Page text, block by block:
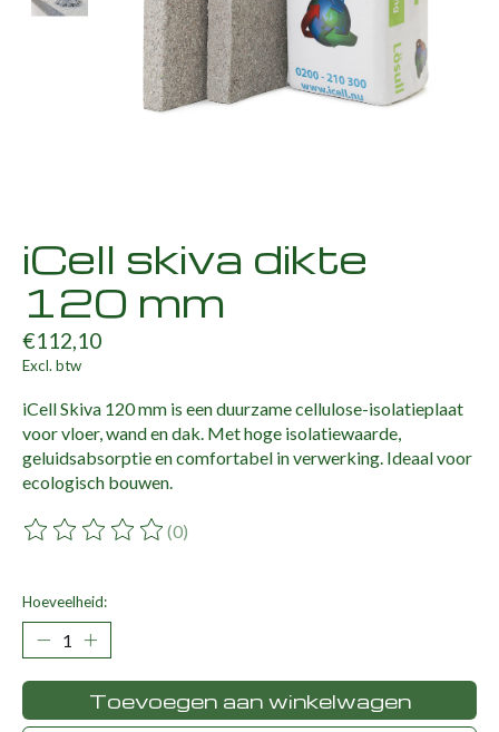
iCell skiva dikte
120 mm
€112,10
Excl. btw
iCell Skiva 120 mm is een duurzame cellulose-isolatieplaat
voor vloer, wand en dak. Met hoge isolatiewaarde,
geluidsabsorptie en comfortabel in verwerking. Ideaal voor
ecologisch bouwen.
De beoordeling van dit product is
(0)
Hoeveelheid:
Toevoegen aan winkelwagen